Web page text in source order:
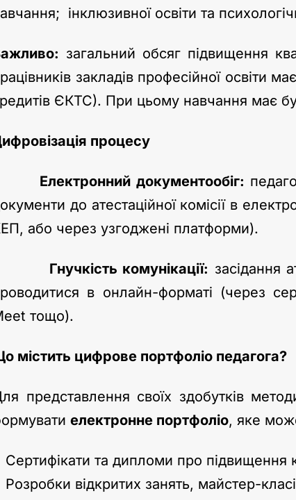
інклюзивної освіти та
загальний обсяг підвищення
закладів професійної освіти
ЄКТС). При цьому навчання має
процесу
Електронний документообіг:
до атестаційної комісії в
або через узгоджені платформи).
Гнучкість комунікації: засідання
в онлайн-форматі (через
тощо).
містить цифрове портфоліо педагога?
представлення своїх здобутків
електронне портфоліо, яке
Сертифікати та дипломи про підвищення
Розробки відкритих занять, майстер-